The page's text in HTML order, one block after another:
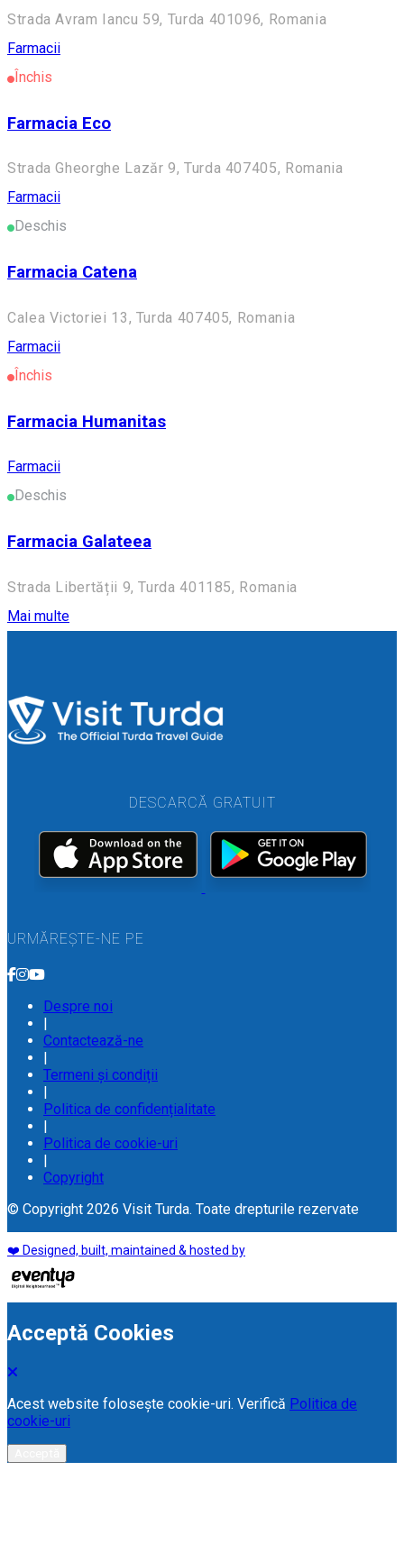
Strada Avram Iancu 59, Turda 401096, Romania
Farmacii
Închis
Farmacia Eco
Strada Gheorghe Lazăr 9, Turda 407405, Romania
Farmacii
Deschis
Farmacia Catena
Calea Victoriei 13, Turda 407405, Romania
Farmacii
Închis
Farmacia Humanitas
Farmacii
Deschis
Farmacia Galateea
Strada Libertății 9, Turda 401185, Romania
Mai multe
DESCARCĂ GRATUIT
URMĂREȘTE-NE PE
Despre noi
|
Contactează-ne
|
Termeni și condiții
|
Politica de confidențialitate
|
Politica de cookie-uri
|
Copyright
© Copyright 2026 Visit Turda. Toate drepturile rezervate
❤️ Designed, built, maintained & hosted by
Acceptă Cookies
Acest website folosește cookie-uri. Verifică Politica de
cookie-uri